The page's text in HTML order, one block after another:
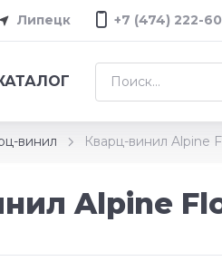
Липецк +7 (474) 222-
винил Кварц-винил Alpine
Alpine